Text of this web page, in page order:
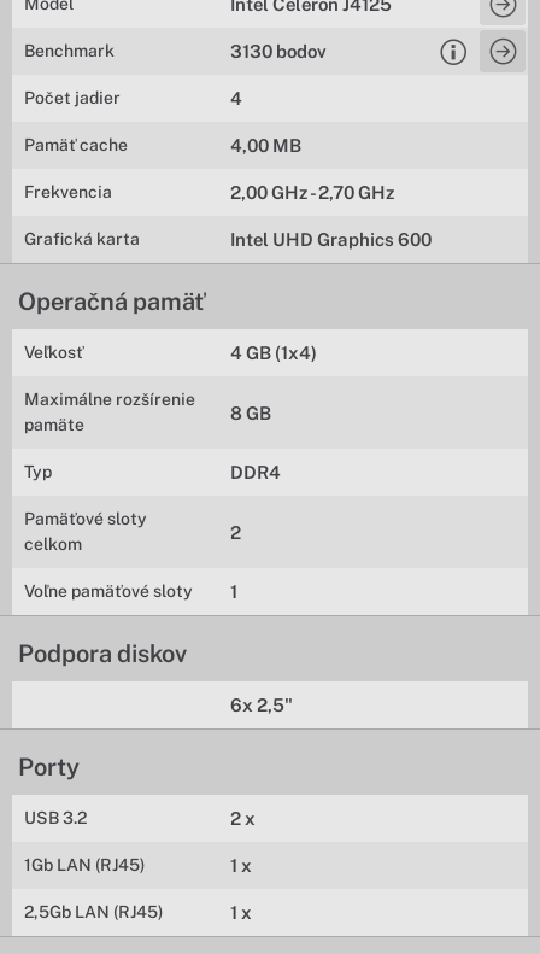
Intel Celeron J4125
Benchmark 3130 bodov
Počet jadier 4
Pamäť cache 4,00 MB
Frekvencia 2,00 GHz - 2,70 GHz
Grafická karta Intel UHD Graphics 600
Operačná pamäť
Veľkosť 4 GB (1x4)
Maximálne rozšírenie
pamäte
8 GB
Typ DDR4
Pamäťové sloty
celkom
2
Voľne pamäťové sloty 1
Podpora diskov
6x 2,5"
Porty
USB 3.2 2 x
1Gb LAN (RJ45) 1 x
2,5Gb LAN (RJ45) 1 x